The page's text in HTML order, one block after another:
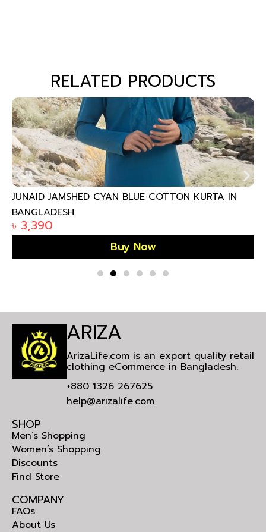
RELATED PRODUCTS
JUNAID JAMSHED CYAN BLUE COTTON KURTA IN
BANGLADESH
৳ 3,390
Buy Now
ARIZA
ArizaLife.com is an export quality retail
clothing eCommerce in Bangladesh.
+880 1326 267625
help@arizalife.com
SHOP
Men’s Shopping
Women’s Shopping
Discounts
Find Store
COMPANY
FAQs
About Us